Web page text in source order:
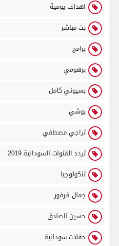
اهداف يومية
بث مباشر
برامج
برهومي
بسيوني كامل
بوشي
تراجي مصطفي
تردد القنوات السودانية 2019
تنكولوجيا
جمال فرفور
حسين الصادق
حفلات سودانية